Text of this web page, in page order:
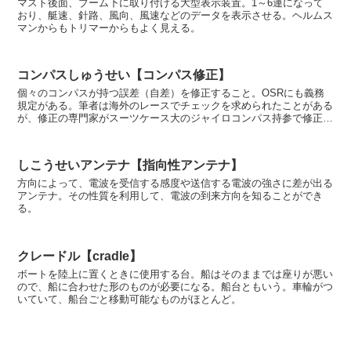
マスト後面、ブーム下に取り付ける大型表示装置。1～6連になって
おり、艇速、針路、風向、風速などのデータを表示させる。ヘルムス
マンからもトリマーからもよく見える。
コンパスしゅうせい【コンパス修正】
個々のコンパスが持つ誤差（自差）を修正すること。OSRにも義務
規定がある。筆者は海外のレースでチェックを求められたことがある
が、修正の専門家がスーツケース大のジャイロコンパス持参で修正作
しこうせいアンテナ【指向性アンテナ】
方向によって、電波を受信する感度や送信する電波の強さに差が出る
アンテナ。その性質を利用して、電波の到来方向を知ることができ
る。
クレードル【cradle】
ボートを陸上に置くときに使用する台。船はそのままでは座りが悪い
ので、船に合わせた形のものが必要になる。船台ともいう。車輪がつ
いていて、船台ごと移動可能なものがほとんど。